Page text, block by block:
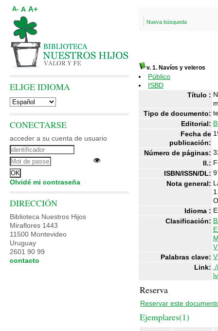
Nueva búsqueda
v. 1. Navíos y veleros
Público
ISBD
Título :
Tipo de documento:
Editorial:
Fecha de
publicación:
Número de páginas:
Il.:
ISBN/ISSN/DL:
Nota general:
Idioma :
Clasificación:
Palabras clave:
Link:
Reserva
Reservar este
Ejemplares(1)
A- A A+
ELIGE IDIOMA
CONECTARSE
acceder a su cuenta de usuario
Olvidé mi contraseña
DIRECCIÓN
Biblioteca Nuestros Hijos
Miraflores 1443
11500 Montevideo
Uruguay
2601 90 99
contacto